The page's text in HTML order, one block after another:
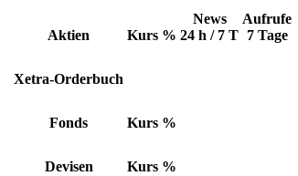
Aktien Kurs %
News
24 h / 7 T
Aufrufe
7 Tage
Xetra-Orderbuch
Fonds Kurs %
Devisen Kurs %